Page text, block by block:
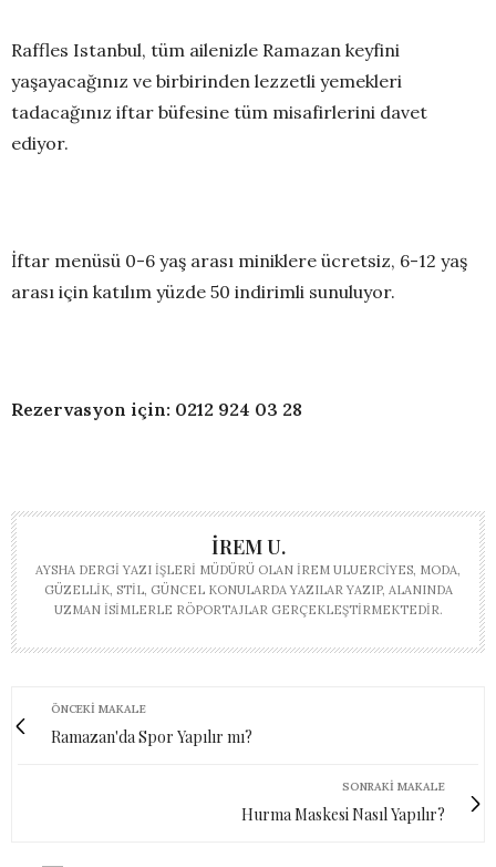
Raffles Istanbul, tüm ailenizle Ramazan keyfini
yaşayacağınız ve birbirinden lezzetli yemekleri
tadacağınız iftar büfesine tüm misafirlerini davet
ediyor.
İftar menüsü 0-6 yaş arası miniklere ücretsiz, 6-12 yaş
arası için katılım yüzde 50 indirimli sunuluyor.
Rezervasyon için: 0212 924 03 28
İREM U.
AYSHA DERGI YAZI İŞLERI MÜDÜRÜ OLAN İREM ULUERCIYES, MODA,
GÜZELLIK, STIL, GÜNCEL KONULARDA YAZILAR YAZIP, ALANINDA
UZMAN ISIMLERLE RÖPORTAJLAR GERÇEKLEŞTIRMEKTEDIR.
ÖNCEKI MAKALE
Ramazan'da Spor Yapılır mı?
SONRAKI MAKALE
Hurma Maskesi Nasıl Yapılır?